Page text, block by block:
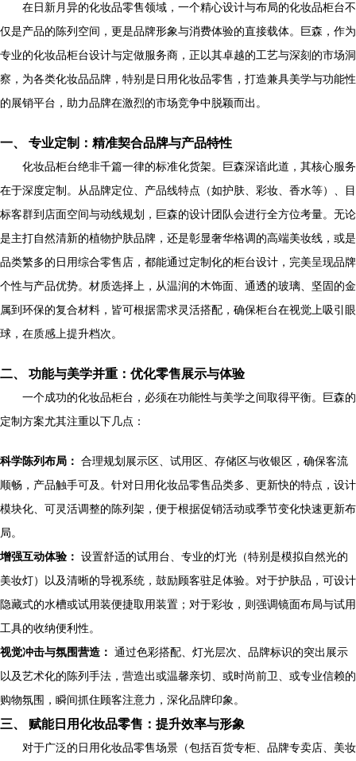
在日新月异的化妆品零售领域，一个精心设计与布局的化妆品柜台不
仅是产品的陈列空间，更是品牌形象与消费体验的直接载体。巨森，作为
专业的化妆品柜台设计与定做服务商，正以其卓越的工艺与深刻的市场洞
察，为各类化妆品品牌，特别是日用化妆品零售，打造兼具美学与功能性
的展销平台，助力品牌在激烈的市场竞争中脱颖而出。
一、 专业定制：精准契合品牌与产品特性
化妆品柜台绝非千篇一律的标准化货架。巨森深谙此道，其核心服务
在于深度定制。从品牌定位、产品线特点（如护肤、彩妆、香水等）、目
标客群到店面空间与动线规划，巨森的设计团队会进行全方位考量。无论
是主打自然清新的植物护肤品牌，还是彰显奢华格调的高端美妆线，或是
品类繁多的日用综合零售店，都能通过定制化的柜台设计，完美呈现品牌
个性与产品优势。材质选择上，从温润的木饰面、通透的玻璃、坚固的金
属到环保的复合材料，皆可根据需求灵活搭配，确保柜台在视觉上吸引眼
球，在质感上提升档次。
二、 功能与美学并重：优化零售展示与体验
一个成功的化妆品柜台，必须在功能性与美学之间取得平衡。巨森的
定制方案尤其注重以下几点：
科学陈列布局： 合理规划展示区、试用区、存储区与收银区，确保客流
顺畅，产品触手可及。针对日用化妆品零售品类多、更新快的特点，设计
模块化、可灵活调整的陈列架，便于根据促销活动或季节变化快速更新布
局。
增强互动体验： 设置舒适的试用台、专业的灯光（特别是模拟自然光的
美妆灯）以及清晰的导视系统，鼓励顾客驻足体验。对于护肤品，可设计
隐藏式的水槽或试用装便捷取用装置；对于彩妆，则强调镜面布局与试用
工具的收纳便利性。
视觉冲击与氛围营造： 通过色彩搭配、灯光层次、品牌标识的突出展示
以及艺术化的陈列手法，营造出或温馨亲切、或时尚前卫、或专业信赖的
购物氛围，瞬间抓住顾客注意力，深化品牌印象。
三、 赋能日用化妆品零售：提升效率与形象
对于广泛的日用化妆品零售场景（包括百货专柜、品牌专卖店、美妆